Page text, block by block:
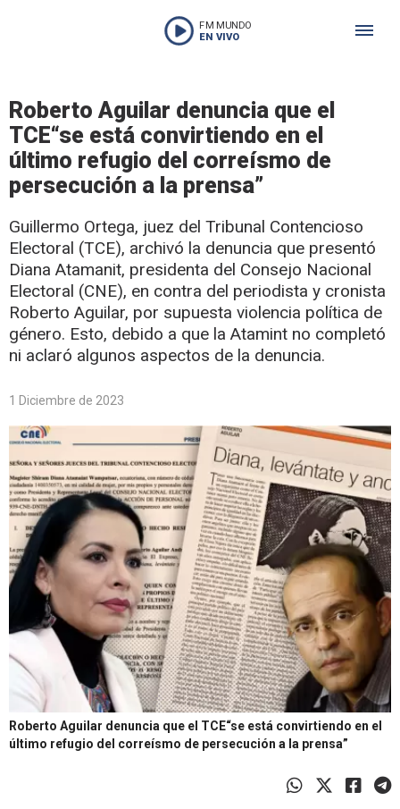
FM MUNDO
EN VIVO
Roberto Aguilar denuncia que el
TCE“se está convirtiendo en el
último refugio del correísmo de
persecución a la prensa”
Guillermo Ortega, juez del Tribunal Contencioso
Electoral (TCE), archivó la denuncia que presentó
Diana Atamanit, presidenta del Consejo Nacional
Electoral (CNE), en contra del periodista y cronista
Roberto Aguilar, por supuesta violencia política de
género. Esto, debido a que la Atamint no completó
ni aclaró algunos aspectos de la denuncia.
1 Diciembre de 2023
Roberto Aguilar denuncia que el TCE“se está convirtiendo en el
último refugio del correísmo de persecución a la prensa”